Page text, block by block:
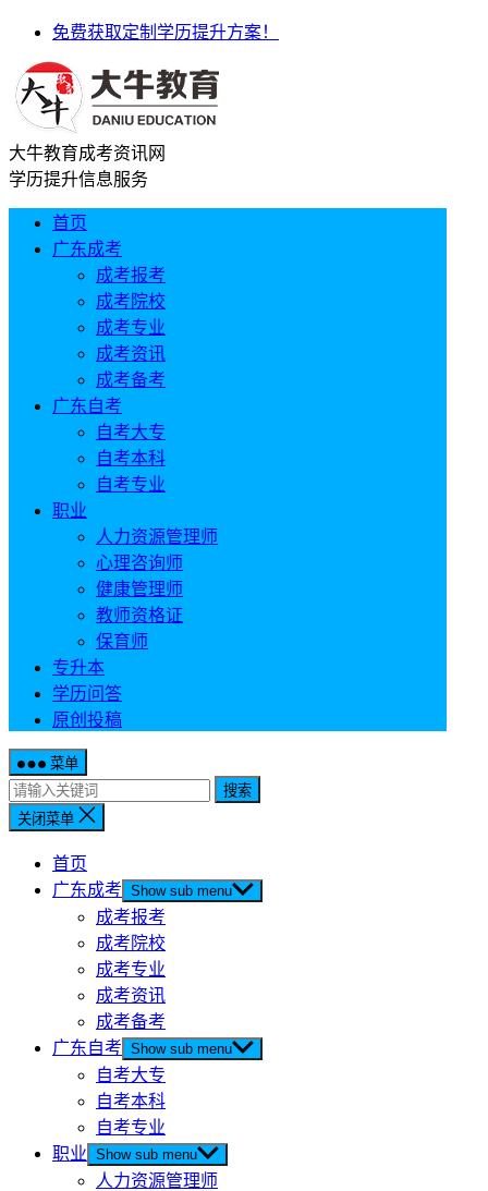
免费获取定制学历提升方案！
大牛教育成考资讯网
学历提升信息服务
首页
广东成考
成考报考
成考院校
成考专业
成考资讯
成考备考
广东自考
自考大专
自考本科
自考专业
职业
人力资源管理师
心理咨询师
健康管理师
教师资格证
保育师
专升本
学历问答
原创投稿
菜单
搜索
关闭菜单
首页
广东成考 Show sub menu
成考报考
成考院校
成考专业
成考资讯
成考备考
广东自考 Show sub menu
自考大专
自考本科
自考专业
职业 Show sub menu
人力资源管理师